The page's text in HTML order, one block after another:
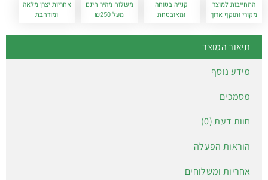
התחייבות למוצר
מקורי ותוקף ארוך
קנייה בטוחה
ומאובטחת
משלוח מהיר חינם
מעל ₪250
אחריות יצרן מלאה
ומורחבת
תיאור המוצר
מידע נוסף
מסמכים
חוות דעת (0)
הוראות הפעלה
אחריות ומשלוחים